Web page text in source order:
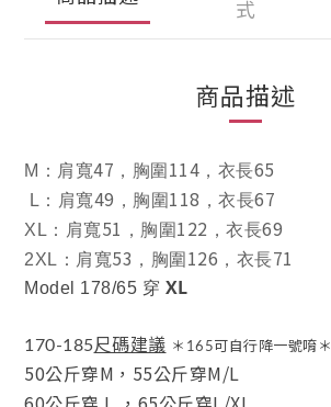
式
商品描述
M ：肩寬47 ，胸圍 114 ，衣長65
L ：肩寬49 ，胸圍 118 ，衣長67
XL ：肩寬51 ，胸圍 122 ，衣長69
2XL ：肩寬53 ，胸圍 126 ，衣長71
Model 178/65 穿 XL
170-185尺碼建議 ＊165可自行降一號唷＊
50公斤穿M， 55公斤穿M/L